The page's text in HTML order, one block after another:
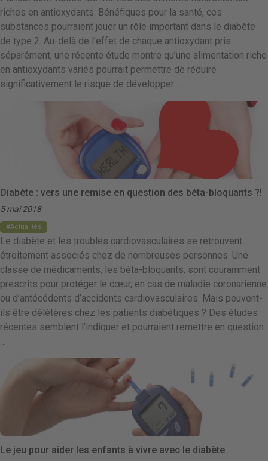
riches en antioxydants. Bénéfiques pour la santé, ces
substances pourraient jouer un rôle important dans le diabète
de type 2. Au-delà de l’effet de chaque antioxydant pris
séparément, une récente étude montre qu’une alimentation riche
en antioxydants variés pourrait permettre de réduire
significativement le risque de développer …
Diabète : vers une remise en question des béta-bloquants ?!
5 mai 2018
Actualités
Le diabète et les troubles cardiovasculaires se retrouvent
étroitement associés chez de nombreuses personnes. Une
classe de médicaments, les béta-bloquants, sont couramment
prescrits pour protéger le cœur, en cas de maladie coronarienne
ou d’antécédents d’accidents cardiovasculaires. Mais peuvent-
ils être délétères chez les patients diabétiques ? Des études
récentes semblent l’indiquer et pourraient remettre en question
…
Le jeu pour aider les enfants à vivre avec le diabète